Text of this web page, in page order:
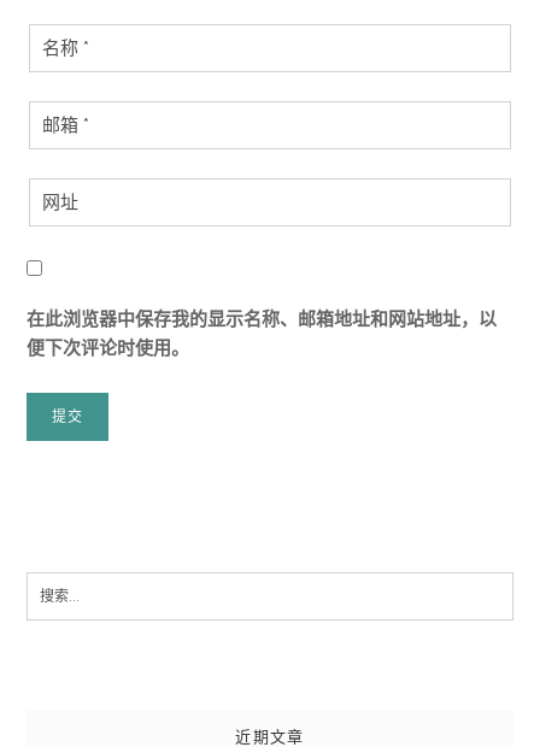
在此浏览器中保存我的显示名称、邮箱地址和网站地址，以
便下次评论时使用。
Search
近期文章